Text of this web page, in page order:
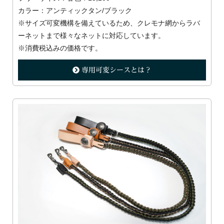
カラー：アンティックタン/ブラック
※サイズ可変機構を備えているため、クレモナ網からラバ
ーネットまで様々なネットに対応しています。
※消費税込みの価格です。
専用可変シースとは？